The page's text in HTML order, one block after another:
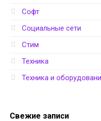
Софт
Социальные сети
Стим
Техника
Техника и
Свежие записи